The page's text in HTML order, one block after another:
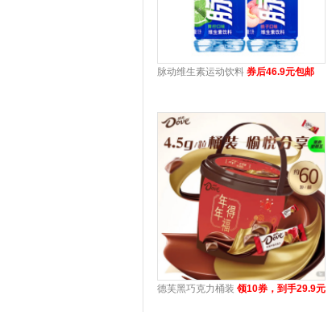
脉动维生素运动饮料 券后46.9元包邮
德芙黑巧克力桶装 领10券，到手29.9元